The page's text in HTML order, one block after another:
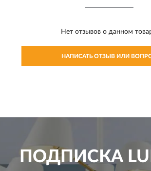
Нет отзывов о данном
НАПИСАТЬ ОТЗЫВ ИЛИ
ПОДПИСКА